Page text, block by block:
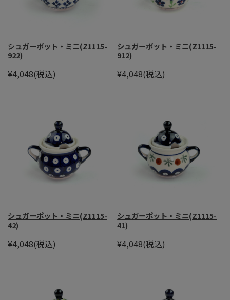
シュガーポット・ミニ(Z1115-
922)
¥4,048(税込)
シュガーポット・ミニ(Z1115-
912)
¥4,048(税込)
シュガーポット・ミニ(Z1115-
42)
¥4,048(税込)
シュガーポット・ミニ(Z1115-
41)
¥4,048(税込)